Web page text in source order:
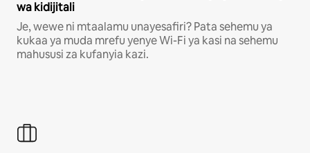
wa kidijitali
Je, wewe ni mtaalamu unayesafiri? Pata sehemu ya
kukaa ya muda mrefu yenye Wi-Fi ya kasi na sehemu
mahususi za kufanyia kazi.